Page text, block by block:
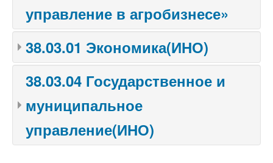
управление в агробизнесе»
38.03.01 Экономика(ИНО)
38.03.04 Государственное и
муниципальное
управление(ИНО)